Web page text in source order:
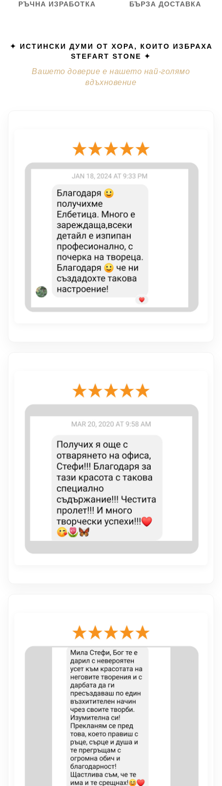
РЪЧНА ИЗРАБОТКА БЪРЗА ДОСТАВКА
✦ ИСТИНСКИ ДУМИ ОТ ХОРА, КОИТО ИЗБРАХА
STEFART STONE ✦
Вашето доверие е нашето най-голямо
вдъхновение